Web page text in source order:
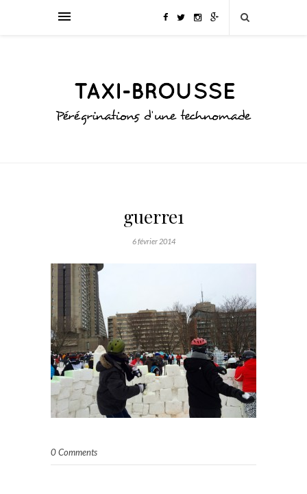
guerre1
6 février 2014
0 Comments